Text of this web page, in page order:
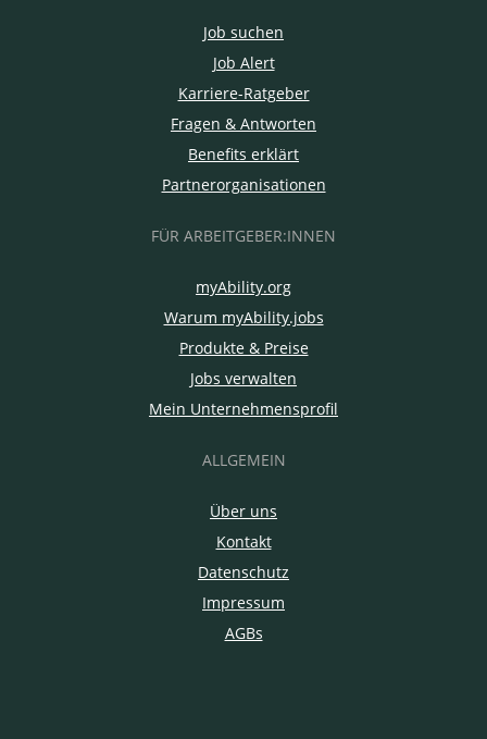
Job suchen
Job Alert
Karriere-Ratgeber
Fragen & Antworten
Benefits erklärt
Partnerorganisationen
FÜR ARBEITGEBER:INNEN
myAbility.org
Warum myAbility.jobs
Produkte & Preise
Jobs verwalten
Mein Unternehmensprofil
ALLGEMEIN
Über uns
Kontakt
Datenschutz
Impressum
AGBs